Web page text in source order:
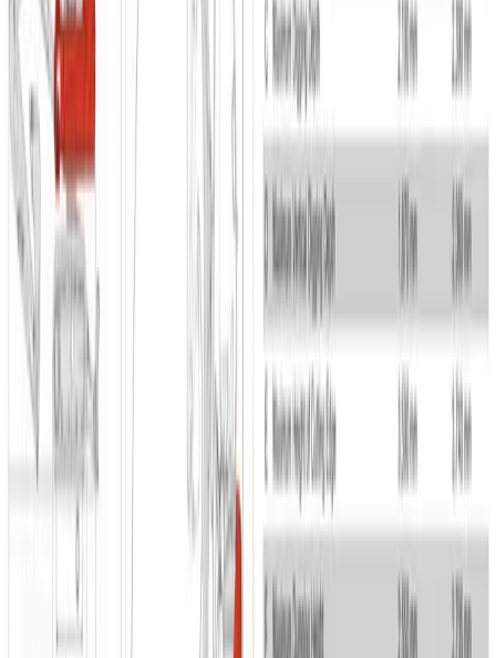
Gravemaskiner under 16 ton
Fabrikat kan variere
Gravemaskiner under 16 ton
Gravemaskine 1,7 T m. H/K stop - (begrænset antal
- kun i udvalgte afdelinger.)
Varenr. 021-1507-9999